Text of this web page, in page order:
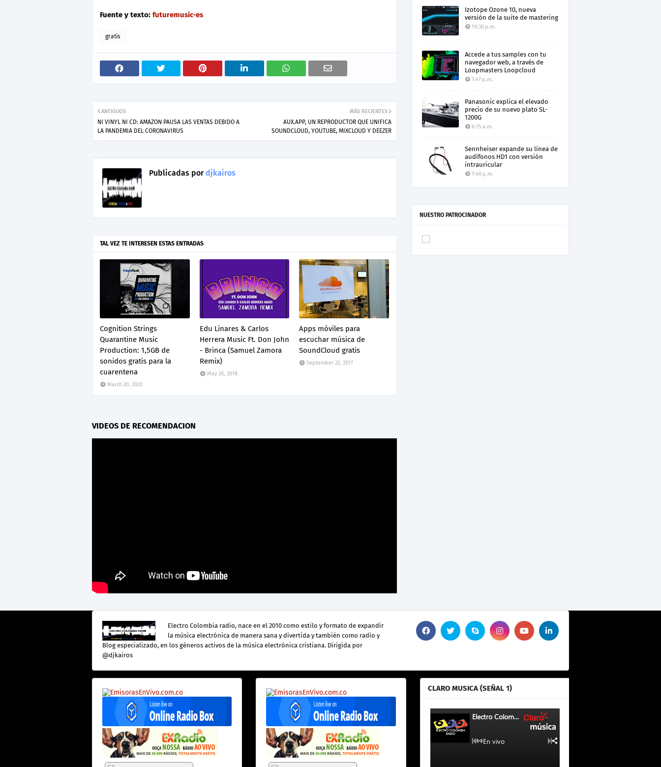
Fuente y texto: futuremusic-es
gratis
MÁS RECIENTES
AUX.APP, UN REPRODUCTOR QUE UNIFICA
SOUNDCLOUD, YOUTUBE, MIXCLOUD Y DEEZER
ANTIGUOS
NI VINYL NI CD: AMAZON PAUSA LAS VENTAS DEBIDO A
LA PANDEMIA DEL CORONAVIRUS
Publicadas pordjkairos
TAL VEZ TE INTERESEN ESTAS ENTRADAS
Cognition Strings
Quarantine Music
Production: 1,5GB de
sonidos gratis para la
cuarentena
March 20, 2020
Edu Linares & Carlos
Herrera Music Ft. Don John
- Brinca (Samuel Zamora
Remix)
May 20, 2018
Apps móviles para
escuchar música de
SoundCloud gratis
September 22, 2017
VIDEOS DE RECOMENDACION
Izotope Ozone 10, nueva
versión de la suite de mastering
10:30 p.m.
Accede a tus samples con tu
navegador web, a través de
Loopmasters Loopcloud
7:47 p.m.
Panasonic explica el elevado
precio de su nuevo plato SL-
1200G
6:15 a.m.
Sennheiser expande su línea de
audífonos HD1 con versión
intrauricular
7:40 p.m.
NUESTRO PATROCINADOR
Electro Colombia radio, nace en el 2010 como estilo y formato de expandir
la música electrónica de manera sana y divertida y también como radio y
Blog especializado, en los géneros activos de la música electrónica cristiana. Dirigida por
@djkairos
CLARO MUSICA (SEÑAL 1)